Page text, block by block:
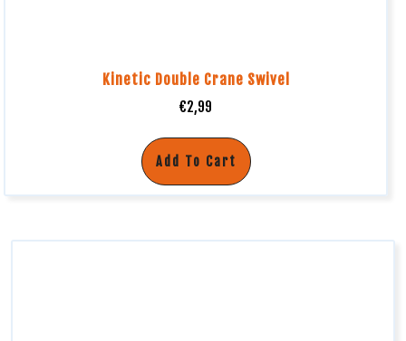
Kinetic Double Crane Swivel
€2,99
Add To Cart